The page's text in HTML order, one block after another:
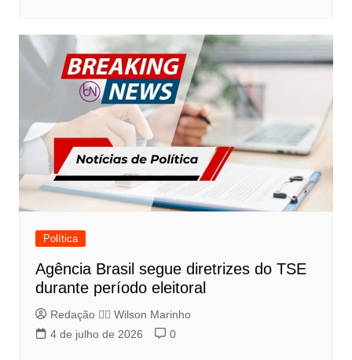
Política
Agência Brasil segue diretrizes do TSE
durante período eleitoral
Redação 👨‍⚖️​ Wilson Marinho
4 de julho de 2026
0